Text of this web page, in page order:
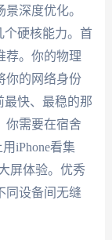
深度优化。
个硬核能力。首
荐。你的物理
你的网络身份
最快、最稳的那
你需要在宿舍
iPhone看集
屏体验。优秀
同设备间无缝